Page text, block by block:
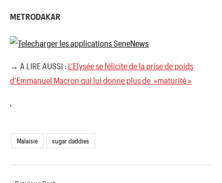
METRODAKAR
→ A LIRE AUSSI : L’Elysée se félicite de la prise de poids
d’Emmanuel Macron qui lui donne plus de »maturité »
'
Malaisie sugar daddies